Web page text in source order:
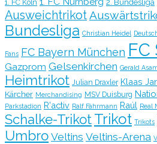
1. FC Köln
Ausweichtrikot
Bundesliga Christian Heidel
Fans FC Bayern München FC
Gazprom Gelsenkirchen Gerald
Heimtrikot Julian Draxler Klaas
Kärcher Merchandising MSV Duisburg
Parkstadion R'activ Ralf Fährmann Raúl Real
Schalke-TrikotTrikot Trikots
Umbro Veltins Veltins-Arena